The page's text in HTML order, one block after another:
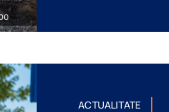
ACTUALITATE